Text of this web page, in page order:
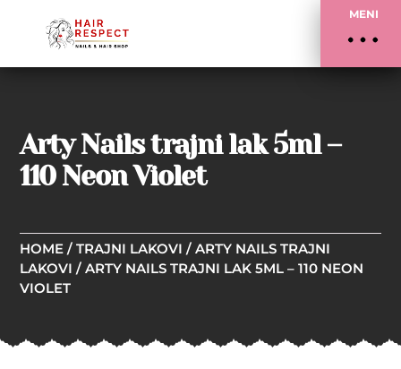
MENI
Arty Nails trajni lak 5ml –
110 Neon Violet
HOME /TRAJNI LAKOVI /ARTY NAILS TRAJNI
LAKOVI / ARTY NAILS TRAJNI LAK 5ML – 110 NEON
VIOLET